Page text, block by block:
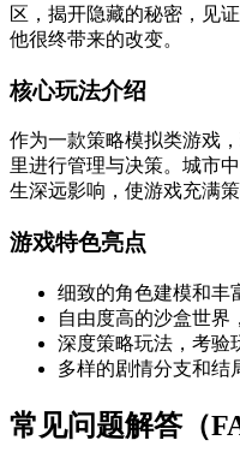
区，揭开隐藏的秘密，见
他很终带来的改变。
核心玩法介绍
作为一款策略模拟类游戏
里进行管理与决策。城市
生深远影响，使游戏充满策
游戏特色亮点
细致的角色建模和丰
自由度高的沙盒世界
深度策略玩法，考验
多样的剧情分支和结
常见问题解答（